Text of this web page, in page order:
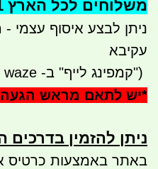
משלוחים לכל הארץ 41 שח
עקיבא
")קמפינג לייף" ב- waze
*יש לתאם מראש הגעה
ניתן להזמין בדרכים
באתר באמצעות כרטיס